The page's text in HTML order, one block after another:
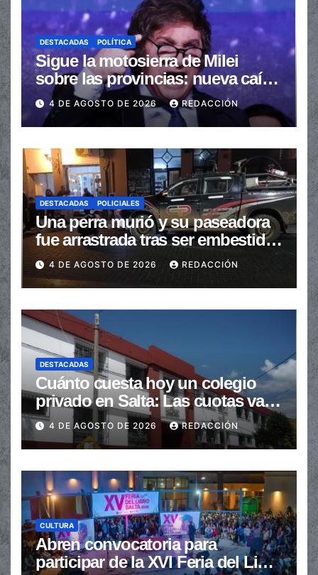
DESTACADAS POLÍTICA
Sigue la motosierra de Milei
sobre las provincias: nueva caída
de las transferencias no
automáticas
4 DE AGOSTO DE 2026 REDACCIÓN
DESTACADAS POLICIALES
Una perra murió y su paseadora
fue arrastrada tras ser embestidas
en la senda peatonal
4 DE AGOSTO DE 2026 REDACCIÓN
DESTACADAS
Cuánto cuesta hoy un colegio
privado en Salta: Las cuotas van
de $110.000 a más de $600.000
4 DE AGOSTO DE 2026 REDACCIÓN
CULTURA
Abren convocatoria para
participar de la XVI Feria del Libro